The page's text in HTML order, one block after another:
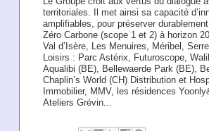
territoriales. Il met ainsi sa capacité
amplifiables, pour préserver
Zéro Carbone (scope 1 et 2) à horizon
Val d’Isère, Les Menuires, Méribel,
Loisirs : Parc Astérix, Futuroscope,
Aqualibi (BE), Bellewaerde Park (BE),
Chaplin’s World (CH) Distribution et
Immobilier, MMV, les résidences
Ateliers Grévin...